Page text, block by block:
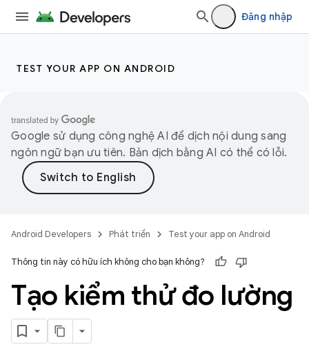
Đăng nhập
TEST YOUR APP ON ANDROID
Google sử dụng công nghệ AI để dịch nội dung sang
ngôn ngữ bạn ưu tiên. Bản dịch bằng AI có thể có lỗi.
Android Developers Phát triển Test your app on Android
Thông tin này có hữu ích không cho bạn không?
Tạo kiểm thử đo lường